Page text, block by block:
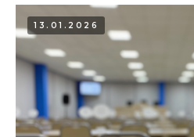
13.01.2026